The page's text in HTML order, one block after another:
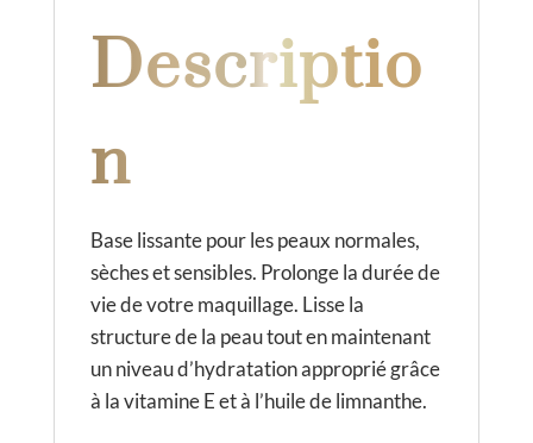
e
:
Descriptio
n
Base lissante pour les peaux normales,
sèches et sensibles. Prolonge la durée de
vie de votre maquillage. Lisse la
structure de la peau tout en maintenant
un niveau d’hydratation approprié grâce
à la vitamine E et à l’huile de limnanthe.